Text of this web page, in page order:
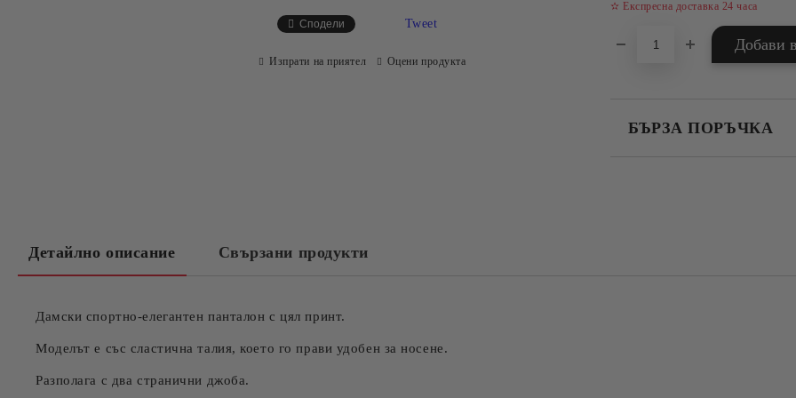
✫ Експресна доставка 24 часа
БЪРЗА ПОРЪЧКА
Сподели Tweet
Изпрати на приятел Оцени продукта
Детайлно описание Свързани продукти
Дамски спортно-елегантен панталон с цял принт.
Моделът е със сластична талия, което го прави удобен за носене.
Разполага с два странични джоба.